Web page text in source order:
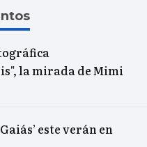
la mirada de Mimi
este verán en